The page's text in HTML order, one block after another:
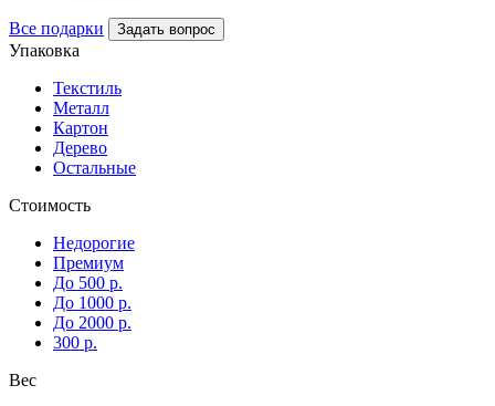
Все подарки Задать вопрос
Упаковка
Текстиль
Металл
Картон
Дерево
Остальные
Стоимость
Недорогие
Премиум
До 500 р.
До 1000 р.
До 2000 р.
300 р.
Вес